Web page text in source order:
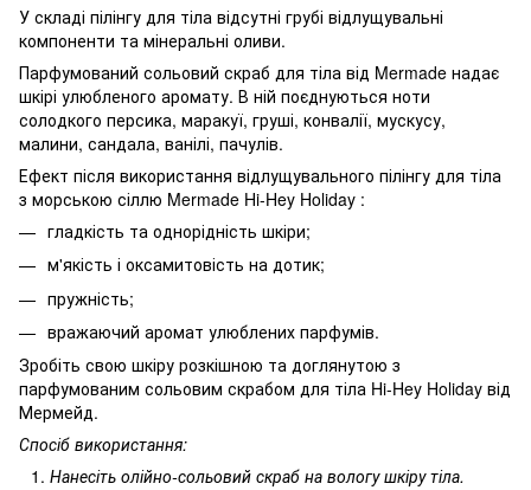
У складі пілінгу для тіла відсутні грубі відлущувальні
компоненти та мінеральні оливи.
Парфумований сольовий скраб для тіла від Mermade надає
шкірі улюбленого аромату. В ній поєднуються ноти
солодкого персика, маракуї, груші, конвалії, мускусу,
малини, сандала, ванілі, пачулів.
Ефект після використання відлущувального пілінгу для тіла
з морською сіллю Mermade Hi-Hey Holiday :
гладкість та однорідність шкіри;
м'якість і оксамитовість на дотик;
пружність;
вражаючий аромат улюблених парфумів.
Зробіть свою шкіру розкішною та доглянутою з
парфумованим сольовим скрабом для тіла Hi-Hey Holiday від
Мермейд.
Спосіб використання:
Нанесіть олійно-сольовий скраб на вологу шкіру тіла.